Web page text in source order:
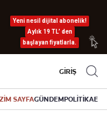
Yeni nesil dijital abonelik!
Aylık 19 TL’ den
başlayan fiyatlarla.
GİRİŞ
SAYFAGÜNDEMPOLİTİKA